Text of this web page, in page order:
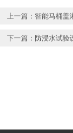
上一篇： 智能马桶盖
下一篇： 防浸水试验